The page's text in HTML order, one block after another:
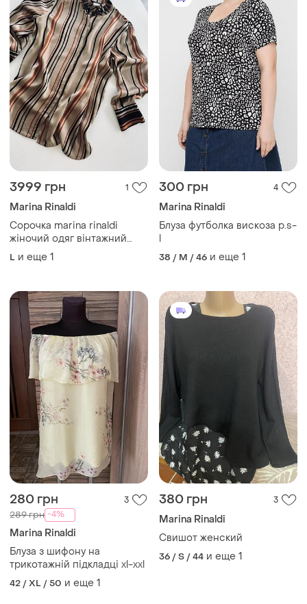
3999 грн 1
Marina Rinaldi
Сорочка marina rinaldi
жіночий одяг вінтажний
одяг вінтаж old money max
mara бавовняна сорочка
L и еще 1
300 грн 4
Marina Rinaldi
Блуза футболка вискоза р.s-
l
38 / M / 46 и еще 1
280 грн 3
289 грн -4%
Marina Rinaldi
Блуза з шифону на
трикотажній підкладці xl-xxl
42 / XL / 50 и еще 1
380 грн 3
Marina Rinaldi
Свишот женский
36 / S / 44 и еще 1